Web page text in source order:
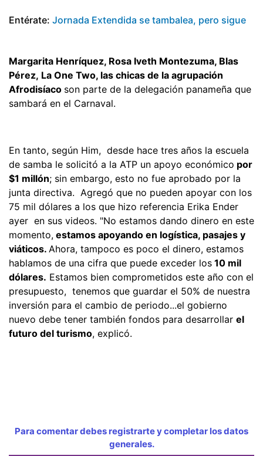
Entérate: Jornada Extendida se tambalea, pero sigue
Margarita Henríquez, Rosa Iveth Montezuma, Blas
Pérez, La One Two, las chicas de la agrupación
Afrodisíaco son parte de la delegación panameña que
sambará en el Carnaval.
En tanto, según Him, desde hace tres años la escuela
de samba le solicitó a la ATP un apoyo económico por
$1 millón; sin embargo, esto no fue aprobado por la
junta directiva. Agregó que no pueden apoyar con los
75 mil dólares a los que hizo referencia Erika Ender
ayer en sus videos. "No estamos dando dinero en este
momento, estamos apoyando en logística, pasajes y
viáticos. Ahora, tampoco es poco el dinero, estamos
hablamos de una cifra que puede exceder los 10 mil
dólares. Estamos bien comprometidos este año con el
presupuesto, tenemos que guardar el 50% de nuestra
inversión para el cambio de periodo...el gobierno
nuevo debe tener también fondos para desarrollar el
futuro del turismo, explicó.
Para comentar debes registrarte y completar los datos
generales.